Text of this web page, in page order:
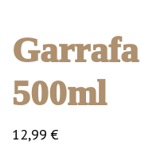
500ml
12,99€